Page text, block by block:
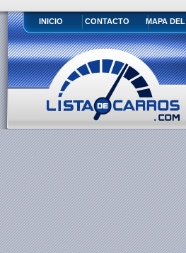
INICIO CONTACTO MAPA